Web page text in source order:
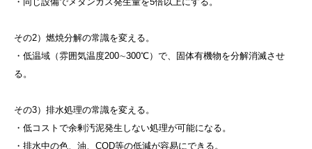
その2）燃焼分解の常識を変える。
・低温域（雰囲気温度200∼300℃）で、固体有機物を分解消滅させ
る。
その3）排水処理の常識を変える。
・低コストで余剰汚泥発生しない処理が可能になる。
・排水中の色、油、COD等の低減が容易にできる。